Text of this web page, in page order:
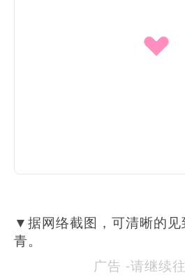
▼据网络截图，可清晰的见
青。
广告 -请继续